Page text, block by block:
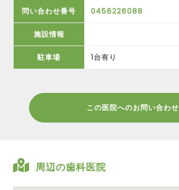
問い合わせ番号 0456226088
施設情報
駐車場 1台有り
この医院へのお問い合わせ
周辺の歯科医院